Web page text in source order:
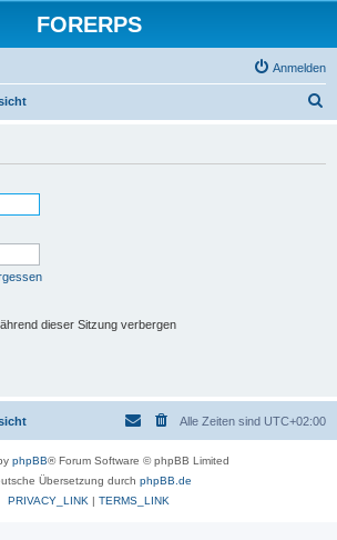
FORERPS
Anmelden
dieser Sitzung verbergen
Alle Zeiten sind UTC+02:00
phpBB® Forum Software © phpBB Limited
Übersetzung durch phpBB.de
PRIVACY_LINK | TERMS_LINK